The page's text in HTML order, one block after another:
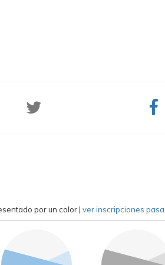
por un color| ver inscripciones